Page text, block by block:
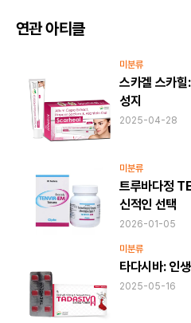
연관 아티클
미분류
스카겔 스카힐
성지
2025-04-28
미분류
트루바다정
신적인 선택
2026-01-05
미분류
타다시바: 인
2025-05-16